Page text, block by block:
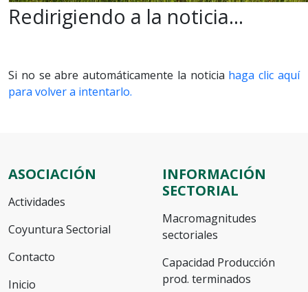
Redirigiendo a la noticia...
Si no se abre automáticamente la noticia haga clic aquí
para volver a intentarlo.
ASOCIACIÓN
Actividades
Coyuntura Sectorial
Contacto
Inicio
INFORMACIÓN
SECTORIAL
Macromagnitudes
sectoriales
Capacidad Producción
prod. terminados